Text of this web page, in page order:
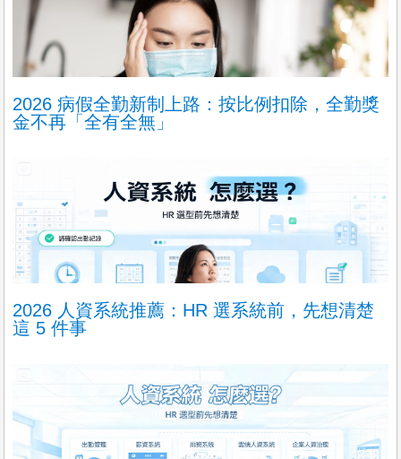
2026 病假全勤新制上路：按比例扣除，全勤獎
金不再「全有全無」
2026 人資系統推薦：HR 選系統前，先想清楚
這 5 件事